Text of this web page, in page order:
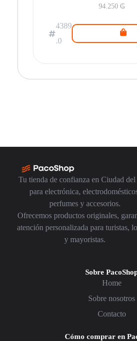
94.250 ₲
4389
.0
Tu tienda de confianza en Ciudad del
para electrónica,
perfumes y accesorios.
Ofrecemos productos originales,
atención personalizada para turistas,
y mayoristas.
Sobre
Home
Sobre nosotros
Contacto
Cómo comprar en